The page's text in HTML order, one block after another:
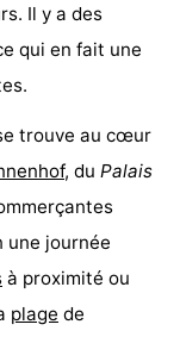
Il y a des
qui en fait une
trouve au cœur
, du Palais
une journée
à proximité ou
plage de